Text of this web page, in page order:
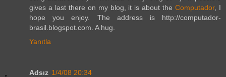
gives a last there on my blog, it is about theComputador, I
hope you enjoy. The address is http://computador-
brasil.blogspot.com. A hug.
Yanıtla
Adsız 1/4/08 20:34